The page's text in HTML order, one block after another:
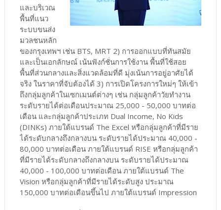
และบริเวณ
พื้นที่แนว
ระบบขนส่ง
มวลชนหลัก
ของกรุงเทพฯ เช่น BTS, MRT 2) การออกแบบที่ทันสมัย
และเป็นเอกลักษณ์ เน้นฟังก์ชั่นการใช้งาน พื้นที่ใช้สอย
พื้นที่ส่วนกลางและสิ่งแวดล้อมที่ดี มุ่งเน้นการอยู่อาศัยได้
จริง ในราคาที่จับต้องได้ 3) การเปิดโครงการใหม่ๆ ให้เข้า
ถึงกลุ่มลูกค้าในเซกเมนต์ต่างๆ เช่น กลุ่มลูกค้าวัยทำงาน
ระดับรายได้ต่อเดือนประมาณ 25,000 - 50,000 บาทต่อ
เดือน และกลุ่มลูกค้าประเภท Dual Income, No Kids
(DINKs) ภายใต้แบรนด์ The Excel หรือกลุ่มลูกค้าที่มีราย
ได้ระดับกลางถึงกลางบน ระดับรายได้ประมาณ 40,000 -
80,000 บาทต่อเดือน ภายใต้แบรนด์ RISE หรือกลุ่มลูกค้า
ที่มีรายได้ระดับกลางถึงกลางบน ระดับรายได้ประมาณ
40,000 - 100,000 บาทต่อเดือน ภายใต้แบรนด์ The
Vision หรือกลุ่มลูกค้าที่มีรายได้ระดับสูง ประมาณ
150,000 บาทต่อเดือนขึ้นไป ภายใต้แบรนด์ Impression